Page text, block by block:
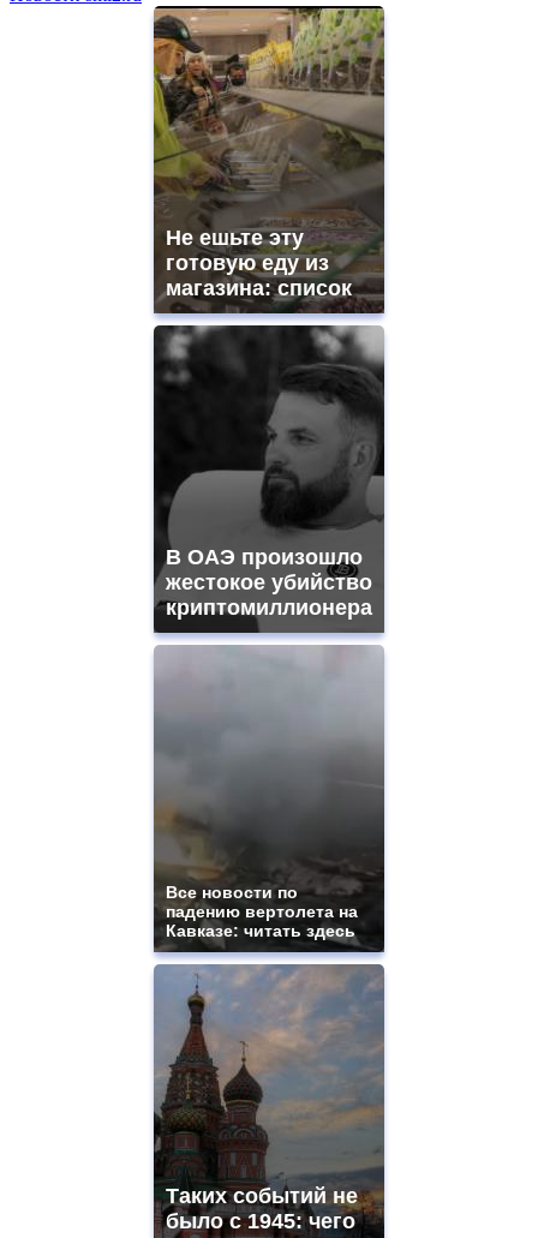
Не ешьте эту
готовую еду из
магазина: список
В ОАЭ произошло
жестокое убийство
криптомиллионера
Все новости по
падению вертолета на
Кавказе: читать здесь
Таких событий не
было с 1945: чего